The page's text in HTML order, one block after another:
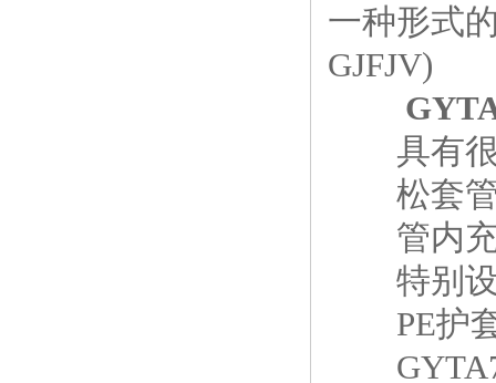
一种形式
GJFJV)
具有很
松套管
管内充
特别设
PE护套